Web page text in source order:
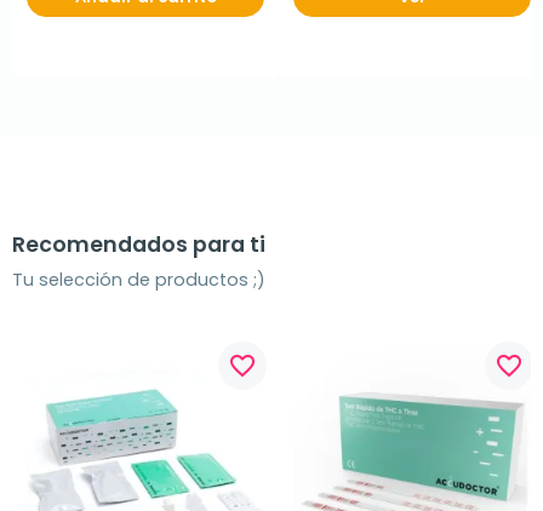
Recomendados para ti
Tu selección de productos ;)
favorite_border favorite_border